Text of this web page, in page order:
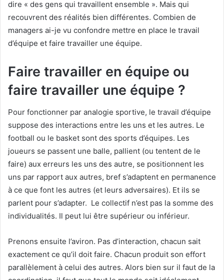
dire « des gens qui travaillent ensemble ». Mais qui
recouvrent des réalités bien différentes. Combien de
managers ai-je vu confondre mettre en place le travail
d’équipe et faire travailler une équipe.
Faire travailler en équipe ou
faire travailler une équipe ?
Pour fonctionner par analogie sportive, le travail d’équipe
suppose des interactions entre les uns et les autres. Le
football ou le basket sont des sports d’équipes. Les
joueurs se passent une balle, pallient (ou tentent de le
faire) aux erreurs les uns des autre, se positionnent les
uns par rapport aux autres, bref s’adaptent en permanence
à ce que font les autres (et leurs adversaires). Et ils se
parlent pour s’adapter. Le collectif n’est pas la somme des
individualités. Il peut lui être supérieur ou inférieur.
Prenons ensuite l’aviron. Pas d’interaction, chacun sait
exactement ce qu’il doit faire. Chacun produit son effort
parallèlement à celui des autres. Alors bien sur il faut de la